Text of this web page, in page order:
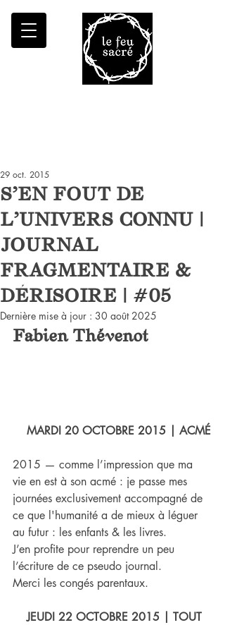
S'EN FOUT DE
L'UNIVERS CONNU |
JOURNAL
FRAGMENTAIRE &
DÉRISOIRE | #05
29 oct. 2015
Dernière mise à jour : 30 août 2025
Fabien Thévenot
MARDI 20 OCTOBRE 2015 | ACMÉ
2015 — comme l’impression que ma
vie en est à son acmé : je passe mes
journées exclusivement accompagné de
ce que l'humanité a de mieux à léguer
au futur : les enfants & les livres.
J’en profite pour reprendre un peu
l’écriture de ce pseudo journal.
Merci les congés parentaux.
JEUDI 22 OCTOBRE 2015 | TOUT